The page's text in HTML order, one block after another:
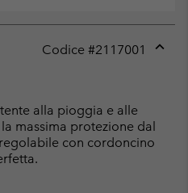
Codice #2117001
alla pioggia e alle
massima protezione dal
con cordoncino